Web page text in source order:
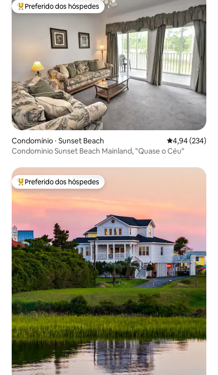
Entre os melhores preferidos dos hóspedes
Preferido dos hóspedes
Condomínio ⋅ Sunset Beach 4,94 de uma
4,94 (234)
Condomínio Sunset Beach Mainland, "Quase o Céu"
Entre os melhores preferidos dos hóspedes
Preferido dos hóspedes